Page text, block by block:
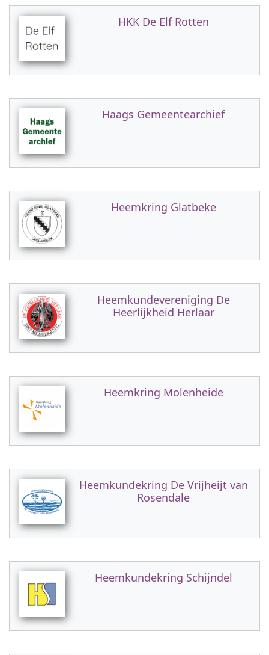
HKK De Elf Rotten
Haags Gemeentearchief
Heemkring Glatbeke
Heemkundevereniging De
Heerlijkheid Herlaar
Heemkring Molenheide
Heemkundekring De Vrijheijt van
Rosendale
Heemkundekring Schijndel